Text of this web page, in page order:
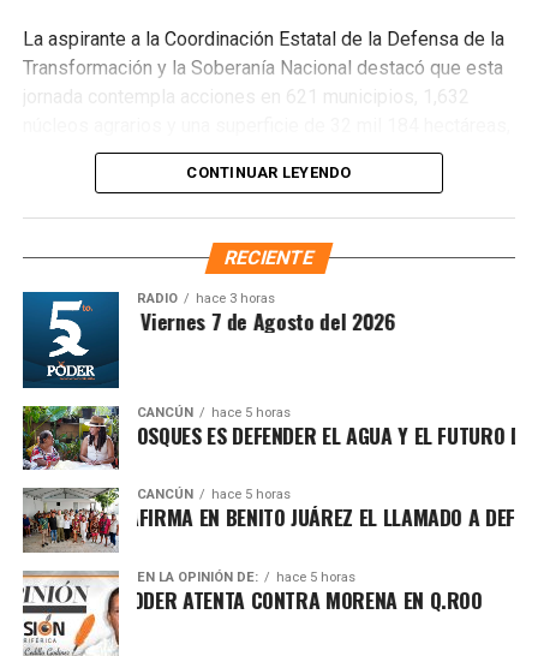
La aspirante a la Coordinación Estatal de la Defensa de la
Transformación y la Soberanía Nacional destacó que esta
jornada contempla acciones en 621 municipios, 1,632
donde se plantarán más de 6.6 millones de árboles,
arbustos y plantas herbáceas, además de la dispersión de
semillas para acelerar la restauración de los ecosistemas.
Subrayó que la magnitud de este esfuerzo responde a los
desafíos ambientales del país, que cada año pierde más
de 203 mil hectáreas por deforestación y enfrenta daños
por incendios, plagas y enfermedades.
CONTINUAR LEYENDO
RECIENTE
RADIO hace 3 horas
Matutina Viernes 7 de Agosto del 2026
CANCÚN hace 5 horas
LOS BOSQUES ES DEFENDER EL AGUA Y EL FUTURO DE
CANCÚN hace 5 horas
MARÍN REAFIRMA EN BENITO JUÁREZ EL LLAMADO A
EN LA OPINIÓN DE: hace 5 horas
POR EL PODER ATENTA CONTRA MORENA EN Q.ROO